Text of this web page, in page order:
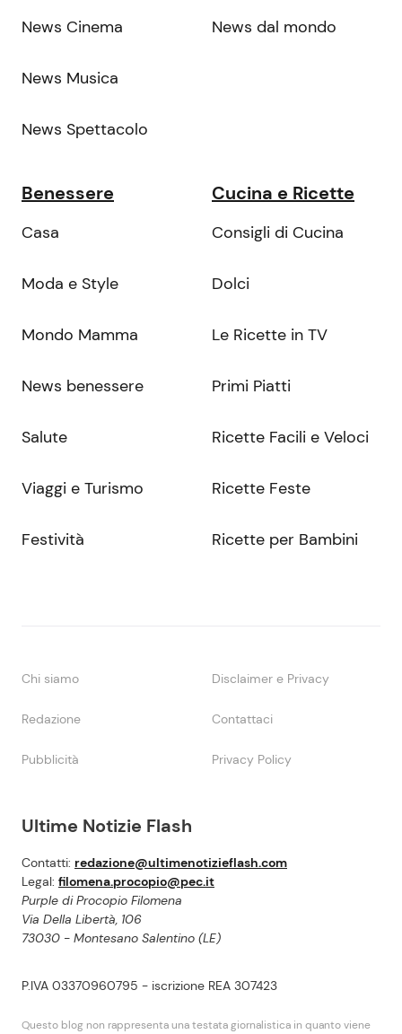
Ultime Notizie Flash
Contatti: redazione@ultimenotizieflash.com
Legal: filomena.procopio@pec.it
Purple di Procopio Filomena
Via Della Libertà, 106
73030 - Montesano Salentino (LE)
P.IVA 03370960795 - iscrizione REA 307423
Questo blog non rappresenta una testata giornalistica in quanto viene
News Cinema
News Musica
News Spettacolo
News dal mondo
Benessere
Casa
Moda e Style
Mondo Mamma
News benessere
Salute
Viaggi e Turismo
Festività
Cucina e Ricette
Consigli di Cucina
Dolci
Le Ricette in TV
Primi Piatti
Ricette Facili e Veloci
Ricette Feste
Ricette per Bambini
Chi siamo Disclaimer e Privacy
Redazione Contattaci
Pubblicità Privacy Policy